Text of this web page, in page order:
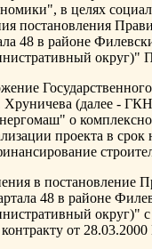
в целях
постановления
48 в районе
округ)"
Хруничева (далее -
о
проекта в срок
в постановление
48 в районе
округ)" с
от 28.03.2000